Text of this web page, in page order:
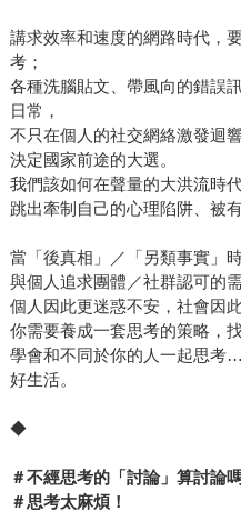
講求效率和速度的網路時代，
考；
各種洗腦貼文、帶風向的錯誤
日常，
不只在個人的社交網絡激發迴
決定國家前途的大選。
我們該如何在聲量的大洪流時
跳出牽制自己的心理陷阱、被
當「後真相」／「另類事實」
與個人追求團體／社群認可的
個人因此更迷惑不安，社會因
你需要養成一套思考的策略，
學會和不同於你的人一起思
好生活。
◆
＃不經思考的「討論」算討論
＃思考太麻煩！